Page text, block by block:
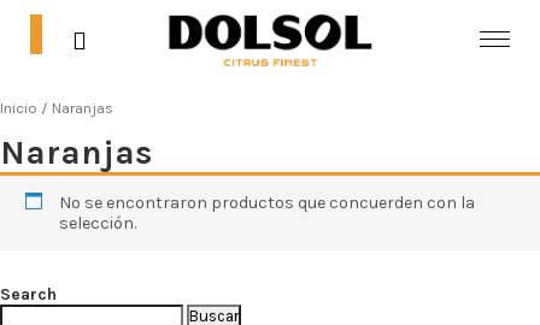
Inicio / Naranjas
Naranjas
No se encontraron productos que concuerden con la
selección.
Search